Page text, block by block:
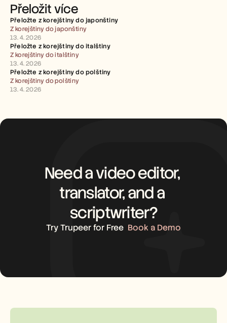
Přeložit více
Přeložte z korejštiny do japonštiny
Z korejštiny do japonštiny
13. 4. 2026
Přeložte z korejštiny do italštiny
Z korejštiny do italštiny
13. 4. 2026
Přeložte z korejštiny do polštiny
Z korejštiny do polštiny
13. 4. 2026
Need a video editor,
translator, and a
scriptwriter?
Try Trupeer for Free Book a Demo